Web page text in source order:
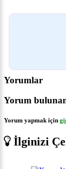
Yorumlar
Yorum
Yorum yapmak için
İlginizi